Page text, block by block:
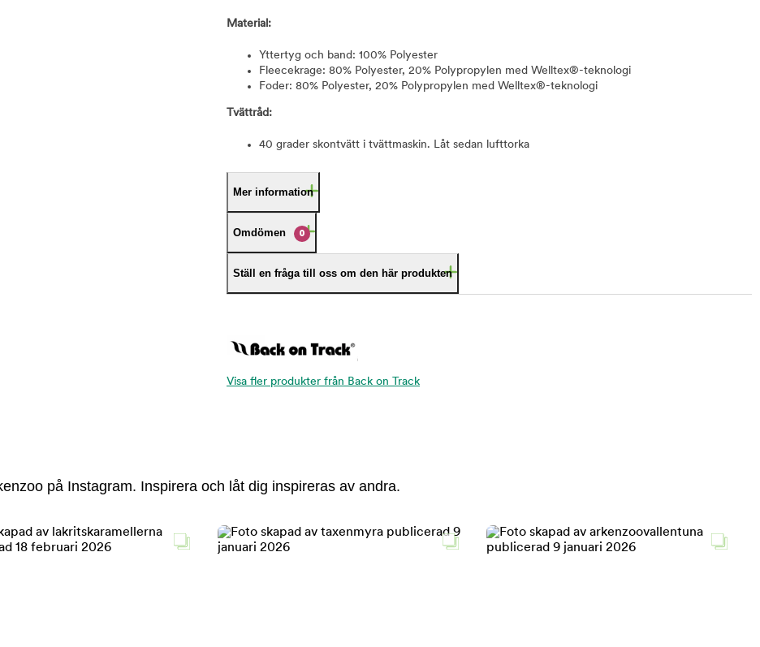
Material:
Yttertyg och band: 100% Polyester
Fleecekrage: 80% Polyester, 20% Polypropylen med Welltex®-teknologi
Foder: 80% Polyester, 20% Polypropylen med Welltex®-teknologi
Tvättråd:
40 grader skontvätt i tvättmaskin. Låt sedan lufttorka
Mer information
Omdömen 0
Ställ en fråga till oss om den här produkten
Visa fler produkter från Back on Track
på Instagram. Inspirera och låt dig inspireras av andra.